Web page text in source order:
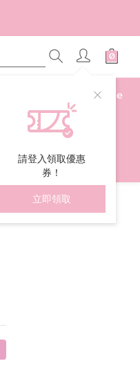
請登入領取優惠
券！
立即領取
四角好掛殼 | MagSafe
包包/手提袋/卡套
立即購買